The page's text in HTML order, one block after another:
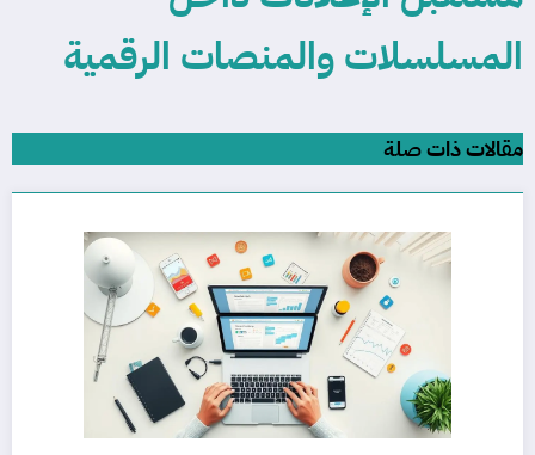
المسلسلات والمنصات الرقمية
مقالات ذات صلة